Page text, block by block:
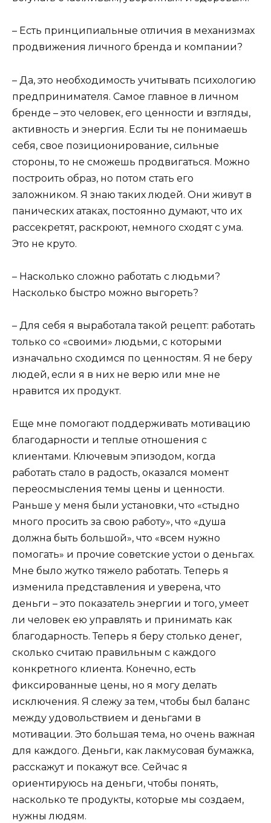
– Есть принципиальные отличия в механизмах
продвижения личного бренда и компании?
– Да, это необходимость учитывать психологию
предпринимателя. Самое главное в личном
бренде – это человек, его ценности и взгляды,
активность и энергия. Если ты не понимаешь
себя, свое позиционирование, сильные
стороны, то не сможешь продвигаться. Можно
построить образ, но потом стать его
заложником. Я знаю таких людей. Они живут в
панических атаках, постоянно думают, что их
рассекретят, раскроют, немного сходят с ума.
Это не круто.
– Насколько сложно работать с людьми?
Насколько быстро можно выгореть?
– Для себя я выработала такой рецепт: работать
только со «своими» людьми, с которыми
изначально сходимся по ценностям. Я не беру
людей, если я в них не верю или мне не
нравится их продукт.
Еще мне помогают поддерживать мотивацию
благодарности и теплые отношения с
клиентами. Ключевым эпизодом, когда
работать стало в радость, оказался момент
переосмысления темы цены и ценности.
Раньше у меня были установки, что «стыдно
много просить за свою работу», что «душа
должна быть большой», что «всем нужно
помогать» и прочие советские устои о деньгах.
Мне было жутко тяжело работать. Теперь я
изменила представления и уверена, что
деньги – это показатель энергии и того, умеет
ли человек ею управлять и принимать как
благодарность. Теперь я беру столько денег,
сколько считаю правильным с каждого
конкретного клиента. Конечно, есть
фиксированные цены, но я могу делать
исключения. Я слежу за тем, чтобы был баланс
между удовольствием и деньгами в
мотивации. Это большая тема, но очень важная
для каждого. Деньги, как лакмусовая бумажка,
расскажут и покажут все. Сейчас я
ориентируюсь на деньги, чтобы понять,
насколько те продукты, которые мы создаем,
нужны людям.